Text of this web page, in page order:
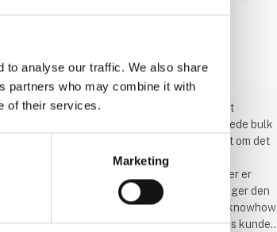
to analyse our traffic. We also share
partners who may combine it with
of their services.
Marketing
Din pulverhåndterings partner
Hos Tekemas har vi stor erfaring i at
håndtere komplekse og specialiserede bulk
pulverhåndterings opgaver - uanset om det
er kort lead time, begrænset
produktionsplads eller produkter, der er
svære at håndtere. Det er her, vi drager den
fulde fordel af vores projektteams’ knowhow
og fleksibilitet. Vores mål er, at vores kunder